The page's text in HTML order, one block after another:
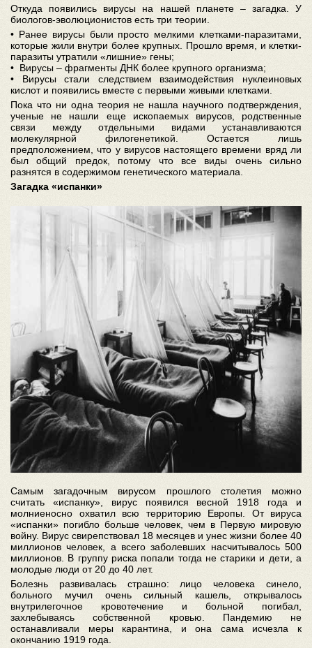
Откуда появились вирусы на нашей планете – загадка. У
биологов-эволюционистов есть три теории.
• Ранее вирусы были просто мелкими клетками-паразитами,
которые жили внутри более крупных. Прошло время, и клетки-
паразиты утратили «лишние» гены;
• Вирусы – фрагменты ДНК более крупного организма;
• Вирусы стали следствием взаимодействия нуклеиновых
кислот и появились вместе с первыми живыми клетками.
Пока что ни одна теория не нашла научного подтверждения,
ученые не нашли еще ископаемых вирусов, родственные
связи между отдельными видами устанавливаются
молекулярной филогенетикой. Остается лишь
предположением, что у вирусов настоящего времени вряд ли
был общий предок, потому что все виды очень сильно
разнятся в содержимом генетического материала.
Загадка «испанки»
Самым загадочным вирусом прошлого столетия можно
считать «испанку», вирус появился весной 1918 года и
молниеносно охватил всю территорию Европы. От вируса
«испанки» погибло больше человек, чем в Первую мировую
войну. Вирус свирепствовал 18 месяцев и унес жизни более 40
миллионов человек, а всего заболевших насчитывалось 500
миллионов. В группу риска попали тогда не старики и дети, а
молодые люди от 20 до 40 лет.
Болезнь развивалась страшно: лицо человека синело,
больного мучил очень сильный кашель, открывалось
внутрилегочное кровотечение и больной погибал,
захлебываясь собственной кровью. Пандемию не
останавливали меры карантина, и она сама исчезла к
окончанию 1919 года.